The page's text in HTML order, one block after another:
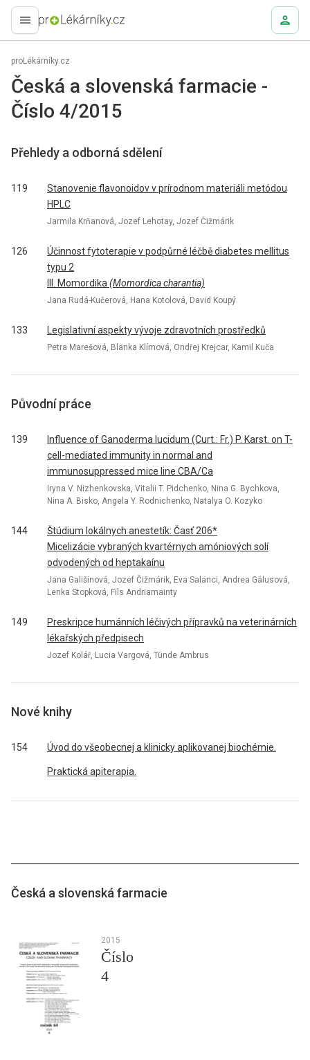
proLékaře.cz
proLékárníky.cz
Česká a slovenská farmacie -
Číslo 4/2015
Přehledy a odborná sdělení
119
Stanovenie flavonoidov v prírodnom materiáli metódou
HPLC
Jarmila Krňanová, Jozef Lehotay, Jozef Čižmárik
126
Účinnost fytoterapie v podpůrné léčbě diabetes mellitus
typu 2
III. Momordika (Momordica charantia)
Jana Rudá-Kučerová, Hana Kotolová, David Koupý
133 Legislativní aspekty vývoje zdravotních prostředků
Petra Marešová, Blanka Klímová, Ondřej Krejcar, Kamil Kuča
Původní práce
139
Influence of Ganoderma lucidum (Curt.: Fr.) P. Karst. on T-
cell-mediated immunity in normal and
immunosuppressed mice line CBA/Ca
Iryna V. Nizhenkovska, Vitalii T. Pidchenko, Nina G. Bychkova,
Nina A. Bisko, Angela Y. Rodnichenko, Natalya O. Kozyko
144
Štúdium lokálnych anestetík: Časť 206*
Micelizácie vybraných kvartérnych amóniových solí
odvodených od heptakaínu
Jana Gališinová, Jozef Čižmárik, Eva Salanci, Andrea Gálusová,
Lenka Stopková, Fils Andriamainty
149
Preskripce humánních léčivých přípravků na veterinárních
lékařských předpisech
Jozef Kolář, Lucia Vargová, Tünde Ambrus
Nové knihy
154 Úvod do všeobecnej a klinicky aplikovanej biochémie.
Praktická apiterapia.
Česká a slovenská farmacie
2015
Číslo
4